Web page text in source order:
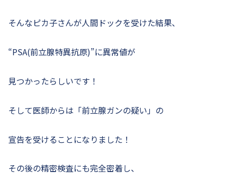
そんなピカ子さんが人間ドックを受けた結果、
“PSA(前立腺特異抗原)”に異常値が
見つかったらしいです！
そして医師からは「前立腺ガンの疑い」の
宣告を受けることになりました！
その後の精密検査にも完全密着し、